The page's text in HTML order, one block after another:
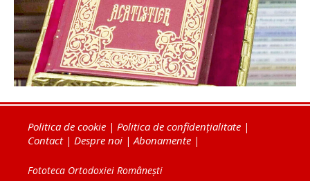
Politica de cookie | Politica de confidențialitate |
Contact| Despre noi | Abonamente |
Fototeca Ortodoxiei Românești